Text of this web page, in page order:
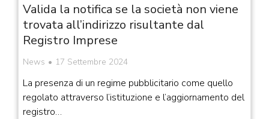
Valida la notifica se la società non viene
trovata all’indirizzo risultante dal
Registro Imprese
News 17 Settembre 2024
La presenza di un regime pubblicitario come quello
regolato attraverso l’istituzione e l’aggiornamento del
registro…